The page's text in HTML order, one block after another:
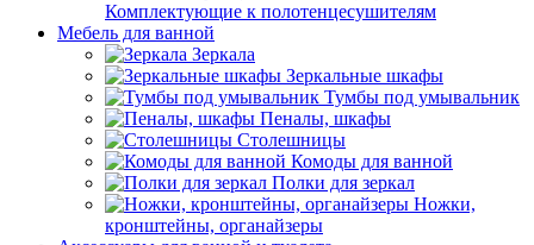
Комплектующие к полотенцесушителям
Мебель для ванной
Зеркала
Зеркальные шкафы
Тумбы под умывальник
Пеналы, шкафы
Столешницы
Комоды для ванной
Полки для зеркал
Ножки,
кронштейны, органайзеры